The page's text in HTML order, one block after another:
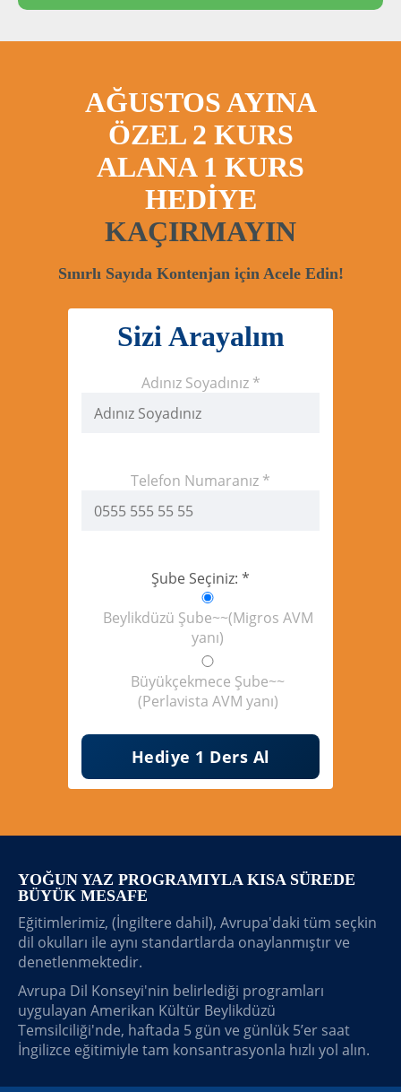
AĞUSTOS AYINA
ÖZEL 2 KURS
ALANA 1 KURS
HEDİYE
KAÇIRMAYIN
Sınırlı Sayıda Kontenjan için Acele Edin!
Sizi Arayalım
Adınız Soyadınız *
Telefon Numaranız *
Şube Seçiniz: *
Beylikdüzü Şube~~(Migros AVM
yanı)
Büyükçekmece Şube~~
(Perlavista AVM yanı)
YOĞUN YAZ PROGRAMIYLA KISA SÜREDE
BÜYÜK MESAFE
Eğitimlerimiz, (İngiltere dahil), Avrupa'daki tüm seçkin
dil okulları ile aynı standartlarda onaylanmıştır ve
denetlenmektedir.
Avrupa Dil Konseyi'nin belirlediği programları
uygulayan Amerikan Kültür Beylikdüzü
Temsilciliği'nde, haftada 5 gün ve günlük 5’er saat
İngilizce eğitimiyle tam konsantrasyonla hızlı yol alın.